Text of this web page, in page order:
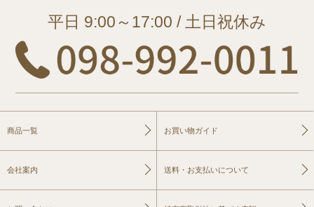
平日 9:00～17:00 / 土日祝休み
商品一覧 お買い物ガイド
会社案内 送料・お支払いについて